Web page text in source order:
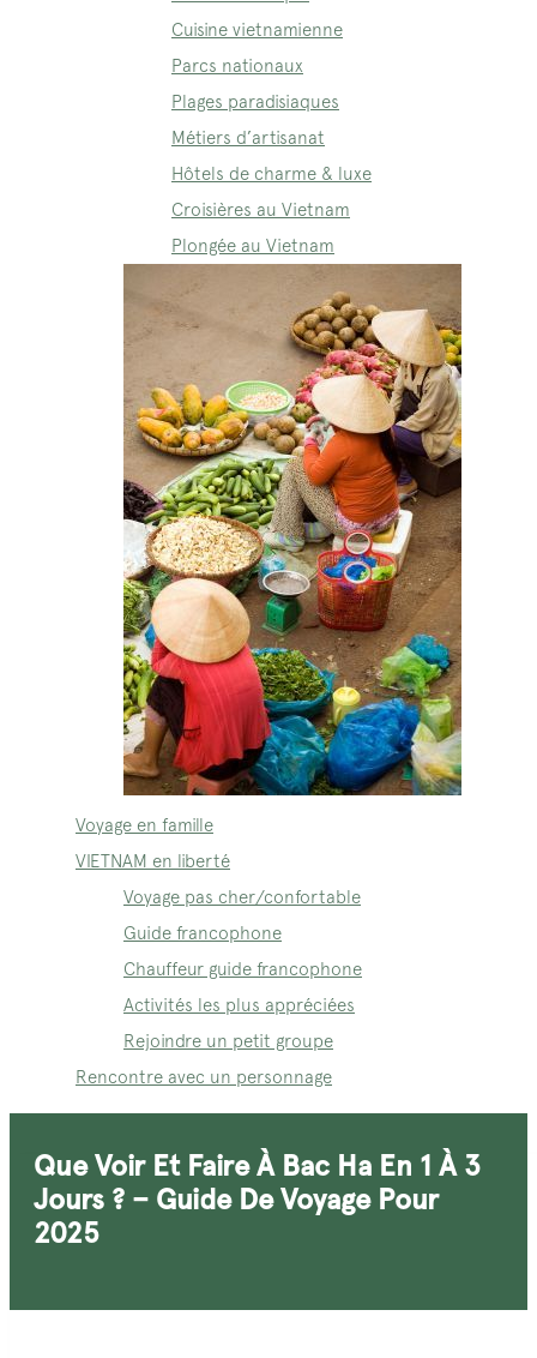
Cuisine vietnamienne
Parcs nationaux
Plages paradisiaques
Métiers d’artisanat
Hôtels de charme & luxe
Croisières au Vietnam
Plongée au Vietnam
Voyage en famille
VIETNAM en liberté
Voyage pas cher/confortable
Guide francophone
Chauffeur guide francophone
Activités les plus appréciées
Rejoindre un petit groupe
Rencontre avec un personnage
Que Voir Et Faire À Bac Ha En 1 À 3
Jours ? – Guide De Voyage Pour
2025